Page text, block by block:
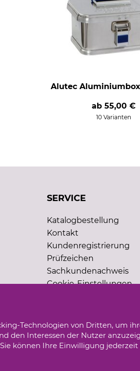
Alutec
ab55,00 €
10 Varianten
SERVICE
Katalogbestellung
Kontakt
Kundenregistrierung
Prüfzeichen
Sachkundenachweis
Cookie-Einstellungen
Technologien von Dritten, um
den Interessen der Nutzer
können Ihre Einwilligung